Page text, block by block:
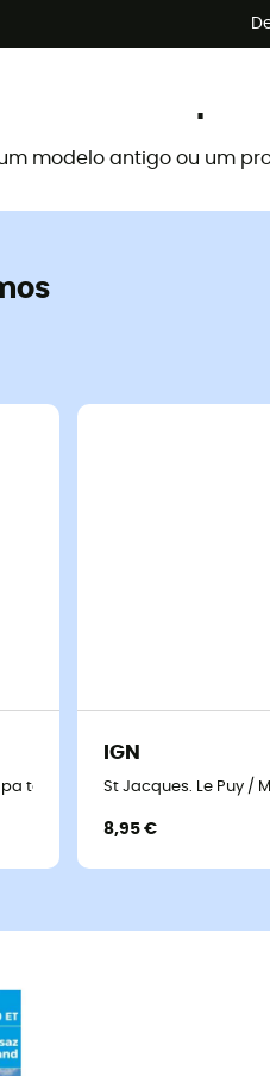
Promoções de verão 🔥 -
um modelo antigo ou um
topográfico
IGN
St Jacques. Le Puy /
8,95 €